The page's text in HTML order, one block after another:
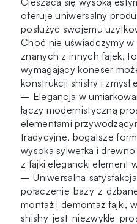
oferuje uniwersalny
posłużyć swojemu
Choć nie uświadczymy
znanych z innych fajek,
wymagający koneser
konstrukcji shishy i
– Elegancja w
łączy modernistyczną
elementami
tradycyjne, bogatsze
wysoka sylwetka i
z fajki elegancki element
– Uniwersalna
połączenie bazy z
montaż i demontaż fajki,
shishy jest niezwykle